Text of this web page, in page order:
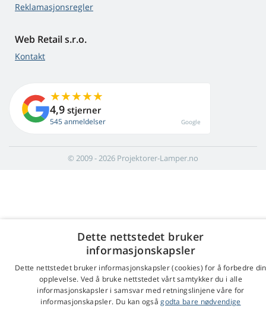
Reklamasjonsregler
Web Retail s.r.o.
Kontakt
4,9 stjerner
545 anmeldelser Google
© 2009 - 2026 Projektorer-Lamper.no
Dette nettstedet bruker
informasjonskapsler
Dette nettstedet bruker informasjonskapsler (cookies) for å forbedre din
opplevelse. Ved å bruke nettstedet vårt samtykker du i alle
informasjonskapsler i samsvar med retningslinjene våre for
informasjonskapsler. Du kan ogsågodta bare nødvendige